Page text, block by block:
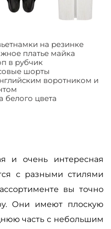
на резинке
платье майка
в рубчик
шорты
воротником и
белого цвета
и очень интересная
с разными стилями
вы точно
Они имеют плоскую
часть с небольшим